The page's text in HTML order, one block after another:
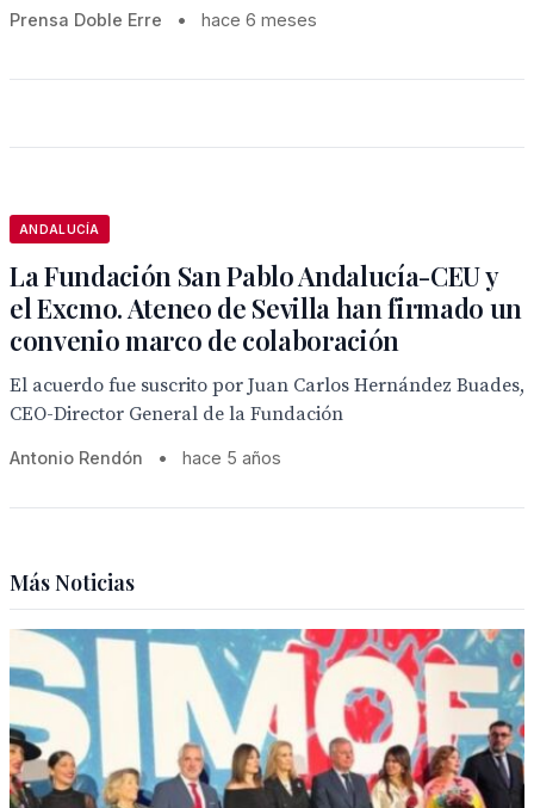
Prensa Doble Erre • hace 6 meses
ANDALUCÍA
La Fundación San Pablo Andalucía-CEU y
el Excmo. Ateneo de Sevilla han firmado un
convenio marco de colaboración
El acuerdo fue suscrito por Juan Carlos Hernández Buades,
CEO-Director General de la Fundación
Antonio Rendón • hace 5 años
Más Noticias